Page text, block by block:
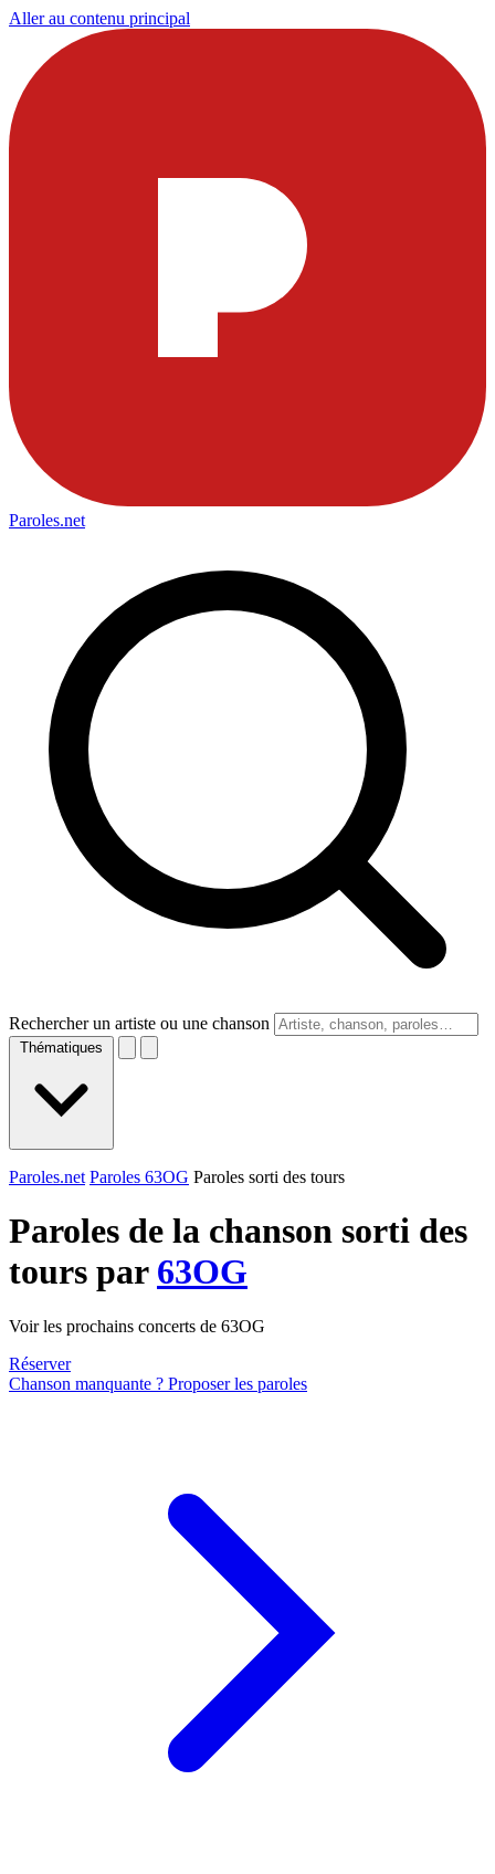
Aller au contenu principal
Paroles.net
Rechercher un artiste ou une chanson
Thématiques
Paroles.net Paroles 63OG Paroles sorti des tours
Paroles de la chanson sorti des
tours par 63OG
Voir les prochains concerts de 63OG
Réserver
Chanson manquante ? Proposer les paroles